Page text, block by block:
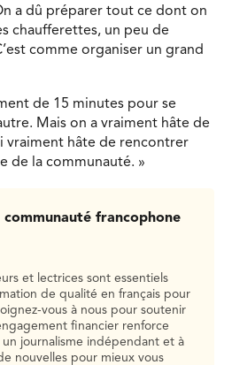
a dû préparer tout ce dont on
chaufferettes, un peu de
comme organiser un grand
de 15 minutes pour se
Mais on a vraiment hâte de
vraiment hâte de rencontrer
de la communauté. »
communauté francophone
et lectrices sont essentiels
de qualité en français pour
vous à nous pour soutenir
financier renforce
journalisme indépendant et à
nouvelles pour mieux vous